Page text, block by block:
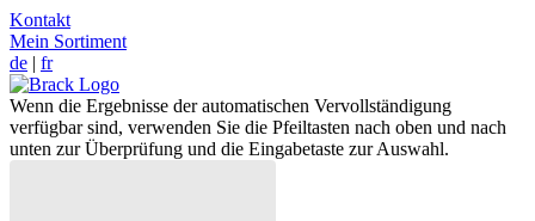
Kontakt
Mein Sortiment
de | fr
Wenn die Ergebnisse der automatischen Vervollständigung
verfügbar sind, verwenden Sie die Pfeiltasten nach oben und nach
unten zur Überprüfung und die Eingabetaste zur Auswahl.